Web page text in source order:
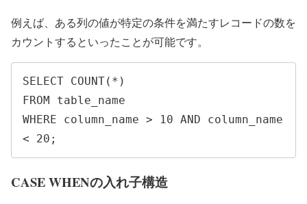
例えば、ある列の値が特定の条件を満たすレコードの数を
カウントするといったことが可能です。
SELECT COUNT(*)
FROM table_name
WHERE column_name > 10 AND column_name
< 20;
CASE WHENの入れ子構造